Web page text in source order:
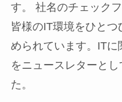
す。 社名のチェック
皆様のIT環境をひと
められています。IT
をニュースレターと
た。